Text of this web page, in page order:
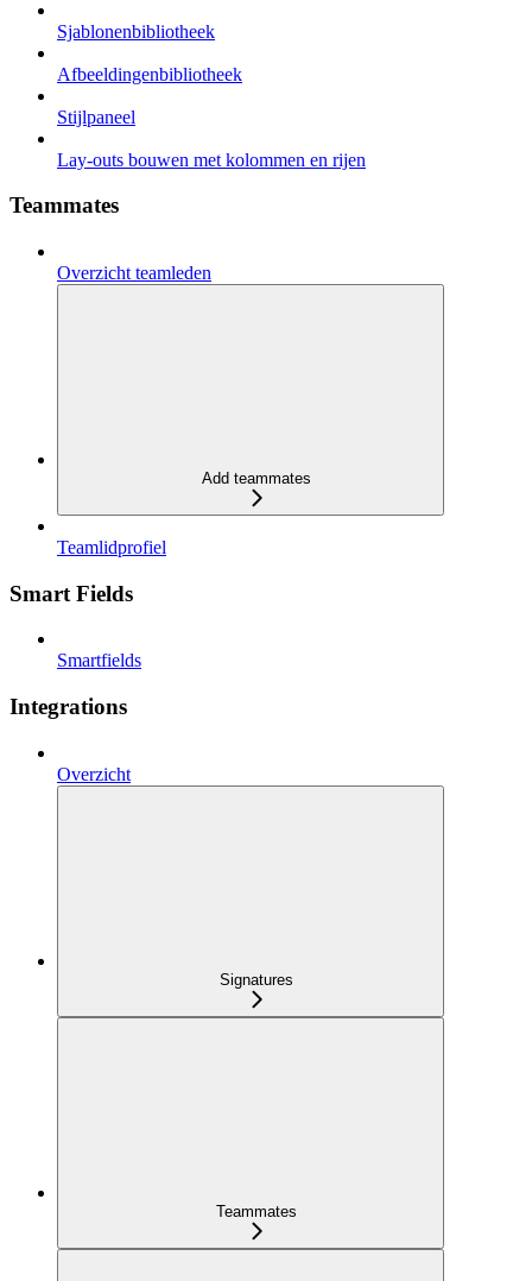
Sjablonenbibliotheek
Afbeeldingenbibliotheek
Stijlpaneel
Lay-outs bouwen met kolommen en rijen
Teammates
Overzicht teamleden
Add teammates
Teamlidprofiel
Smart Fields
Smartfields
Integrations
Overzicht
Signatures
Teammates